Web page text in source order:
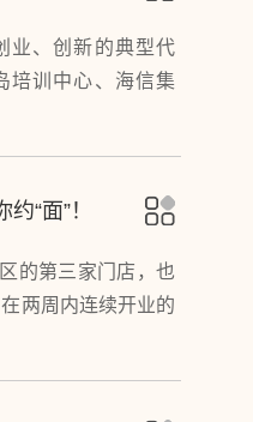
业、创新的典型代
培训中心、海信集
“面”！
的第三家门店，也
两周内连续开业的